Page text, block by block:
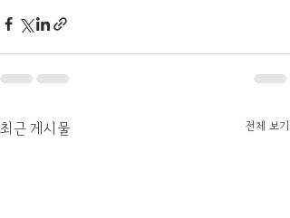
최근 게시물 전체 보기